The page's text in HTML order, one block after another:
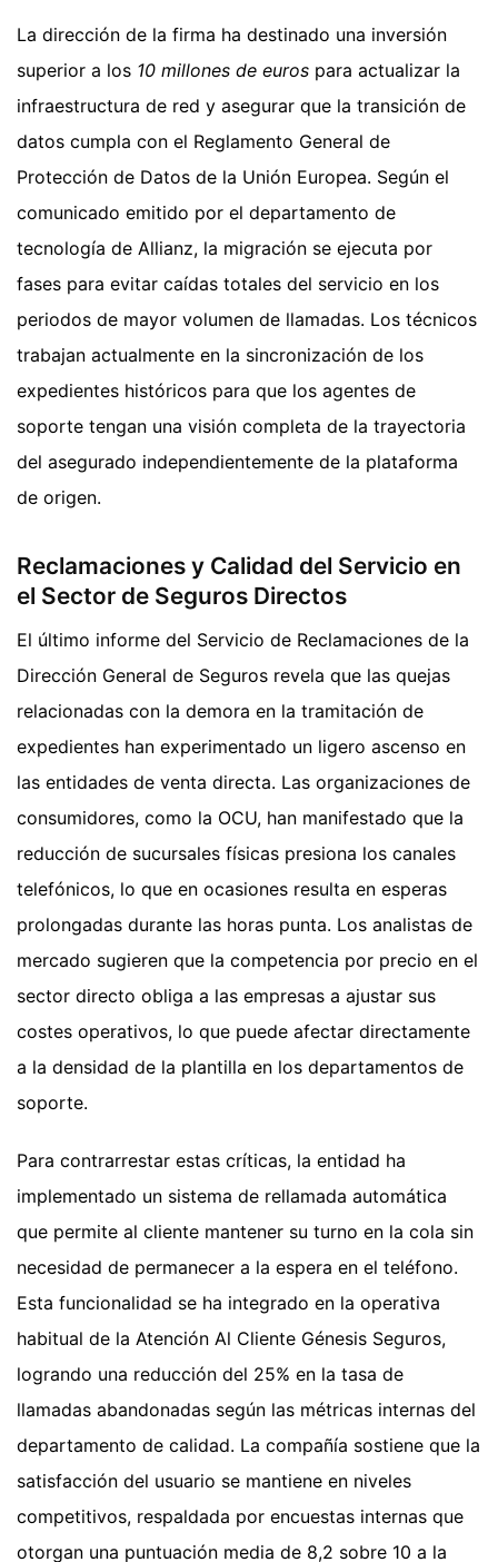
La dirección de la firma ha destinado una inversión
superior a los 10 millones de euros para actualizar la
infraestructura de red y asegurar que la transición de
datos cumpla con el Reglamento General de
Protección de Datos de la Unión Europea. Según el
comunicado emitido por el departamento de
tecnología de Allianz, la migración se ejecuta por
fases para evitar caídas totales del servicio en los
periodos de mayor volumen de llamadas. Los técnicos
trabajan actualmente en la sincronización de los
expedientes históricos para que los agentes de
soporte tengan una visión completa de la trayectoria
del asegurado independientemente de la plataforma
de origen.
Reclamaciones y Calidad del Servicio en
el Sector de Seguros Directos
El último informe del Servicio de Reclamaciones de la
Dirección General de Seguros revela que las quejas
relacionadas con la demora en la tramitación de
expedientes han experimentado un ligero ascenso en
las entidades de venta directa. Las organizaciones de
consumidores, como la OCU, han manifestado que la
reducción de sucursales físicas presiona los canales
telefónicos, lo que en ocasiones resulta en esperas
prolongadas durante las horas punta. Los analistas de
mercado sugieren que la competencia por precio en el
sector directo obliga a las empresas a ajustar sus
costes operativos, lo que puede afectar directamente
a la densidad de la plantilla en los departamentos de
soporte.
Para contrarrestar estas críticas, la entidad ha
implementado un sistema de rellamada automática
que permite al cliente mantener su turno en la cola sin
necesidad de permanecer a la espera en el teléfono.
Esta funcionalidad se ha integrado en la operativa
habitual de la Atención Al Cliente Génesis Seguros,
logrando una reducción del 25% en la tasa de
llamadas abandonadas según las métricas internas del
departamento de calidad. La compañía sostiene que la
satisfacción del usuario se mantiene en niveles
competitivos, respaldada por encuestas internas que
otorgan una puntuación media de 8,2 sobre 10 a la